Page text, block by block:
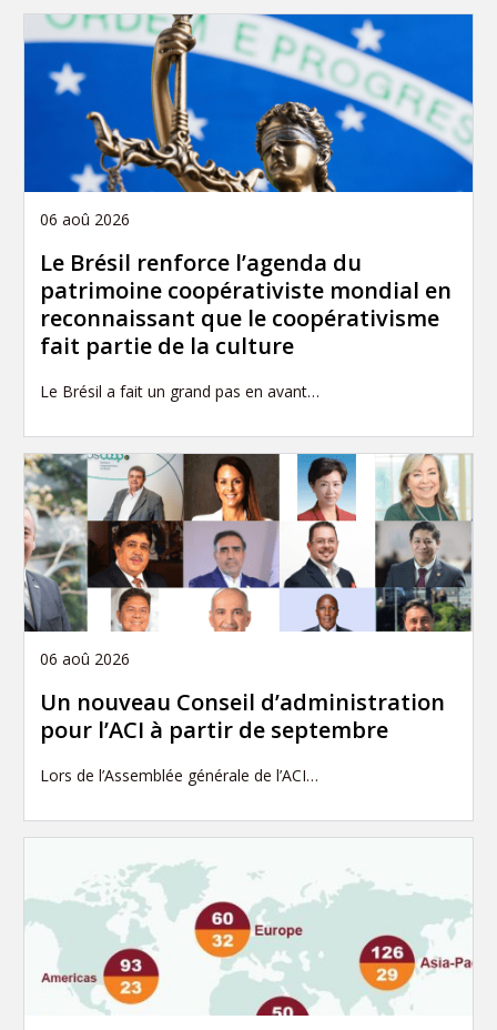
06 aoû 2026
Le Brésil renforce l’agenda du
patrimoine coopérativiste mondial en
reconnaissant que le coopérativisme
fait partie de la culture
Le Brésil a fait un grand pas en avant…
06 aoû 2026
Un nouveau Conseil d’administration
pour l’ACI à partir de septembre
Lors de l’Assemblée générale de l’ACI…